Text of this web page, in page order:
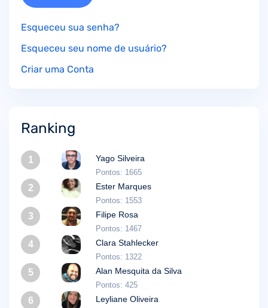
Esqueceu sua senha?
Esqueceu seu nome de usuário?
Criar uma Conta
Ranking
1 Yago Silveira
Pontos: 1665
2 Ester Marques
Pontos: 1553
3 Filipe Rosa
Pontos: 1467
4 Clara Stahlecker
Pontos: 1322
5 Alan Mesquita da Silva
Pontos: 425
6 Leyliane Oliveira